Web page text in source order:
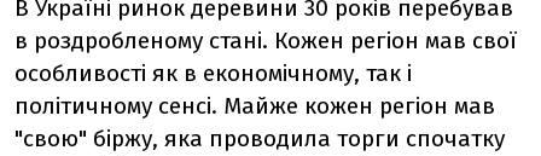
В Україні ринок деревини 30 років перебував
в роздробленому стані. Кожен регіон мав свої
особливості як в економічному, так і
політичному сенсі. Майже кожен регіон мав
"свою" біржу, яка проводила торги спочатку